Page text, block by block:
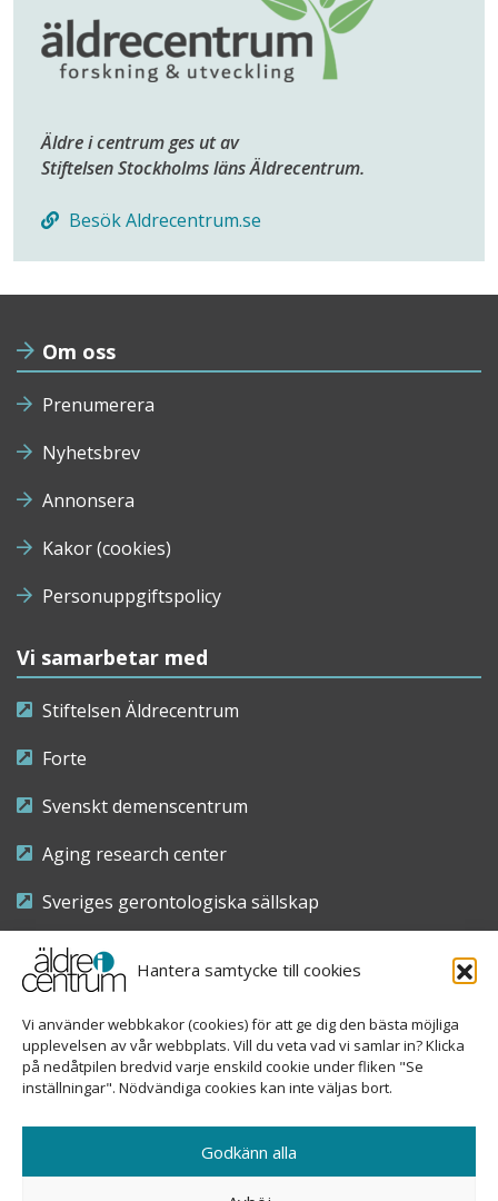
Hantera samtycke till cookies
Vi använder webbkakor (cookies) för att ge dig den bästa möjliga
upplevelsen av vår webbplats. Vill du veta vad vi samlar in? Klicka
på nedåtpilen bredvid varje enskild cookie under fliken "Se
inställningar". Nödvändiga cookies kan inte väljas bort.
Godkänn alla
Äldre i centrum ges ut av
Stiftelsen Stockholms läns Äldrecentrum.
Besök Aldrecentrum.se
Om oss
Prenumerera
Nyhetsbrev
Annonsera
Kakor (cookies)
Personuppgiftspolicy
Vi samarbetar med
Stiftelsen Äldrecentrum
Forte
Svenskt demenscentrum
Aging research center
Sveriges gerontologiska sällskap
Riksföreningen för sjuksköterskor inom äldre- och
demensvård
Nationellt kompetenscentrum anhöriga
Sveavägen 155, 113 46 Stockholm